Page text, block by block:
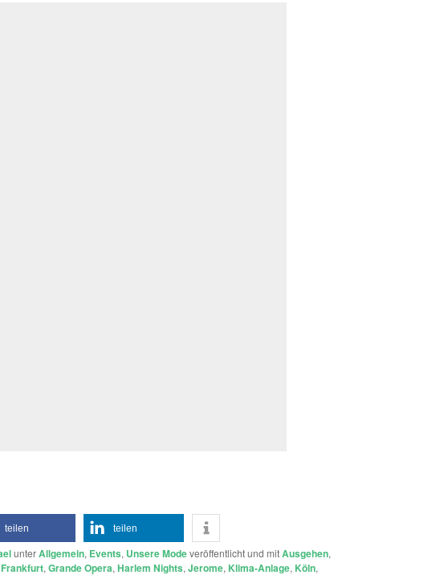
teilen teilen
unterAllgemein, Events, Unsere Modeveröffentlicht und mitAusgehen,
Frankfurt, Grande Opera, Harlem Nights, Jerome, Klima-Anlage, Köln,